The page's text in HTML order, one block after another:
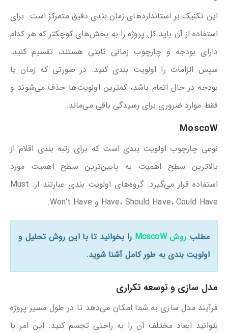
این تکنیک بر استانداردهای زمان بندی دقیق متمرکز است. برای
استفاده از آن باید کل پروژه را به بخش‌های کوچکتر که هر کدام
دارای بودجه و چارچوب زمانی ثابتی هستند، تقسیم کنید.
سپس الزامات را اولویت بندی کنید. در صورتی که زمان یا
بودجه در حال اتمام باشد، کمترین اولویت‌ها حذف می‌شوند و
فقط موارد ضروری برای رسیدگی باقی می‌ماند.
MoscoW
نوعی چارچوب اولویت بندی است که برای رتبه بندی اقلام از
بالاترین سطح اهمیت به پایین‌ترین سطح اهمیت مورد
استفاده قرار می‌گیرد. گروه‌های اولویت بندی عبارتند از: Must
Have، Should Have، Could Have و Won’t Have.
مطلبروش MoscoW
را بخوانید تا با این روش تحلیل و
اولویت بندی به طور کامل آشنا شوید.
مدل سازی و توسعه تکراری
فرآیند مدل سازی به شما امکان می‌دهد تا در طول مسیر پروژه
بتوانید ابعاد مختلف آن را به راحتی تجسم کنید. این امر با